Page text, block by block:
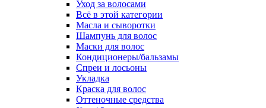
Уход за волосами
Всё в этой категории
Масла и сыворотки
Шампунь для волос
Маски для волос
Кондиционеры/бальзамы
Спреи и лосьоны
Укладка
Краска для волос
Оттеночные средства